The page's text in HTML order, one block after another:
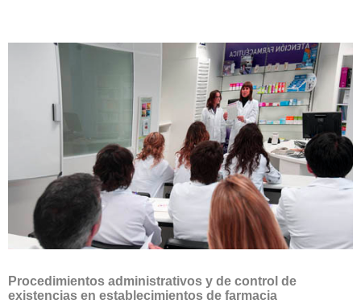
Procedimientos administrativos y de control de
existencias en establecimientos de farmacia